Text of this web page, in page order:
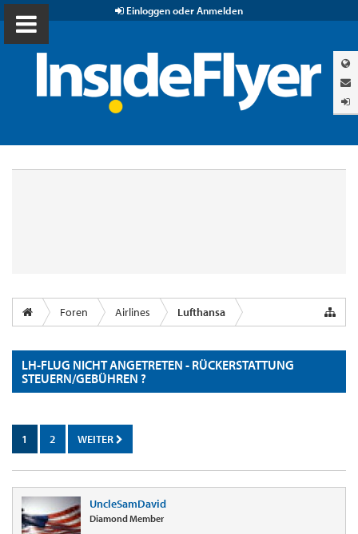
Einloggen oder Anmelden
Foren Airlines Lufthansa
LH-FLUG NICHT ANGETRETEN - RÜCKERSTATTUNG
STEUERN/GEBÜHREN ?
1 2 WEITER
UncleSamDavid
Diamond Member